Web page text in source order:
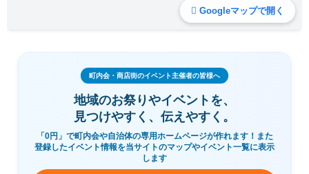
Googleマップで開く
町内会・商店街のイベント主催者の皆様へ
地域のお祭りやイベントを、
見つけやすく、伝えやすく。
「0円」で町内会や自治体の専用ホームページが作れます！また
登録したイベント情報を当サイトのマップやイベント一覧に表示
します